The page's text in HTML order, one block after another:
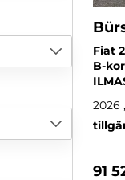
Fiat
B-
2026
91